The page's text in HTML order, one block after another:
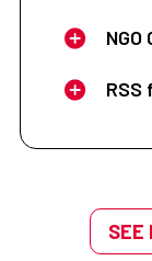
RSS
SEE